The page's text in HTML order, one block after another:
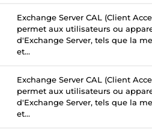
Exchange Server CAL (Client
permet aux utilisateurs ou
d'Exchange Server, tels que la
et...
Exchange Server CAL (Client
permet aux utilisateurs ou
d'Exchange Server, tels que la
et...